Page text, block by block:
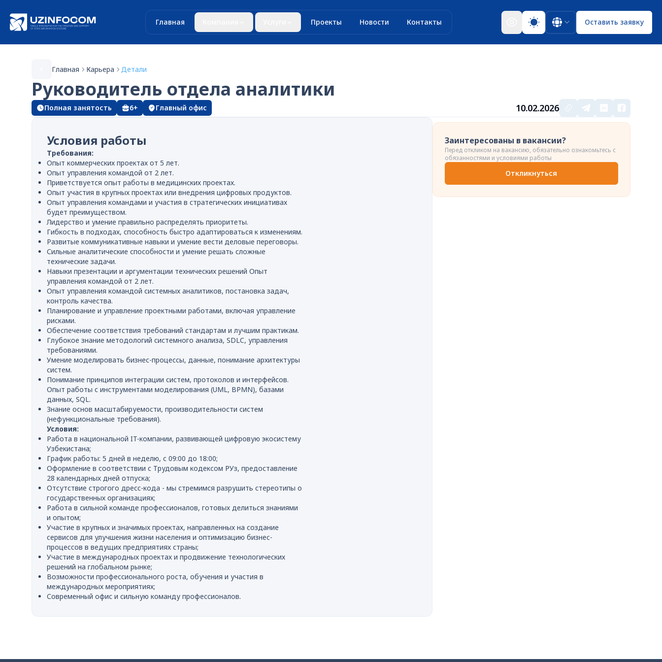
Главная Проекты Новости Контакты Оставить заявку
Главная Карьера Детали
Руководитель отдела аналитики
Полная занятость 6+ Главный офис 10.02.2026
Условия работы
Требования:
Опыт коммерческих проектах от 5 лет.
Опыт управления командой от 2 лет.
Приветствуется опыт работы в медицинских проектах.
Опыт участия в крупных проектах или внедрения цифровых продуктов.
Опыт управления командами и участия в стратегических инициативах
будет преимуществом.
Лидерство и умение правильно распределять приоритеты.
Гибкость в подходах, способность быстро адаптироваться к изменениям.
Развитые коммуникативные навыки и умение вести деловые переговоры.
Сильные аналитические способности и умение решать сложные
технические задачи.
Навыки презентации и аргументации технических решений Опыт
управления командой от 2 лет.
Опыт управления командой системных аналитиков, постановка задач,
контроль качества.
Планирование и управление проектными работами, включая управление
рисками.
Обеспечение соответствия требований стандартам и лучшим практикам.
Глубокое знание методологий системного анализа, SDLC, управления
требованиями.
Умение моделировать бизнес-процессы, данные, понимание архитектуры
систем.
Понимание принципов интеграции систем, протоколов и интерфейсов.
Опыт работы с инструментами моделирования (UML, BPMN), базами
данных, SQL.
Знание основ масштабируемости, производительности систем
(нефункциональные требования).
Условия:
Работа в национальной IT-компании, развивающей цифровую экосистему
Узбекистана;
График работы: 5 дней в неделю, с 09:00 до 18:00;
Оформление в соответствии с Трудовым кодексом РУз, предоставление
28 календарных дней отпуска;
Отсутствие строгого дресс-кода - мы стремимся разрушить стереотипы о
государственных организациях;
Работа в сильной команде профессионалов, готовых делиться знаниями
и опытом;
Участие в крупных и значимых проектах, направленных на создание
сервисов для улучшения жизни населения и оптимизацию бизнес-
процессов в ведущих предприятиях страны;
Участие в международных проектах и продвижение технологических
решений на глобальном рынке;
Возможности профессионального роста, обучения и участия в
международных мероприятиях;
Современный офис и сильную команду профессионалов.
Заинтересованы в вакансии?
Перед откликом на вакансию, обязательно ознакомьтесь с
обязанностями и условиями работы
Откликнуться